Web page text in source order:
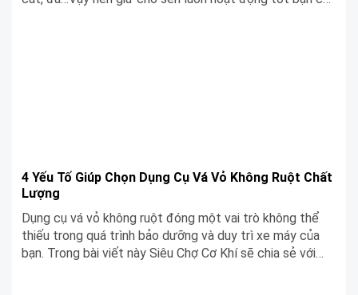
4 Yếu Tố Giúp Chọn Dụng Cụ Vá Vỏ Không Ruột Chất
Lượng
Dụng cụ vá vỏ không ruột đóng một vai trò không thể
thiếu trong quá trình bảo dưỡng và duy trì xe máy của
bạn. Trong bài viết này Siêu Chợ Cơ Khí sẽ chia sẻ với